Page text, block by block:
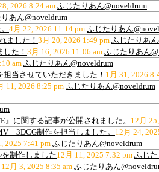
2026 8:24 amふじたりあん@noveldrum
あん@noveldrum
4月 22, 2026 11:14 pm ふじたりあん
ました！ 3月 20, 2026 1:49 pm ふじたりあ
た！ 3月 16, 2026 11:06 am ふじたりあん
amふじたりあん@noveldrum
当させていただきました！ 1月 31, 2026
11, 2026 8:25 pm ふじたりあん@noveldrum
に関する記事が公開されました。 12月
3DCG制作を担当しました。 12月 24,
2025 7:41 pmふじたりあん@noveldrum
制作しました12月 11, 2025 7:32 pm ふじ
12月 3, 2025 8:35 am ふじたりあん